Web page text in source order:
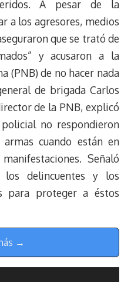
A pesar de la
a los agresores, medios
que se trató de
y acusaron a la
(PNB) de no hacer nada
de brigada Carlos
de la PNB, explicó
no respondieron
cuando están en
Señaló
delincuentes y los
para proteger a éstos
→